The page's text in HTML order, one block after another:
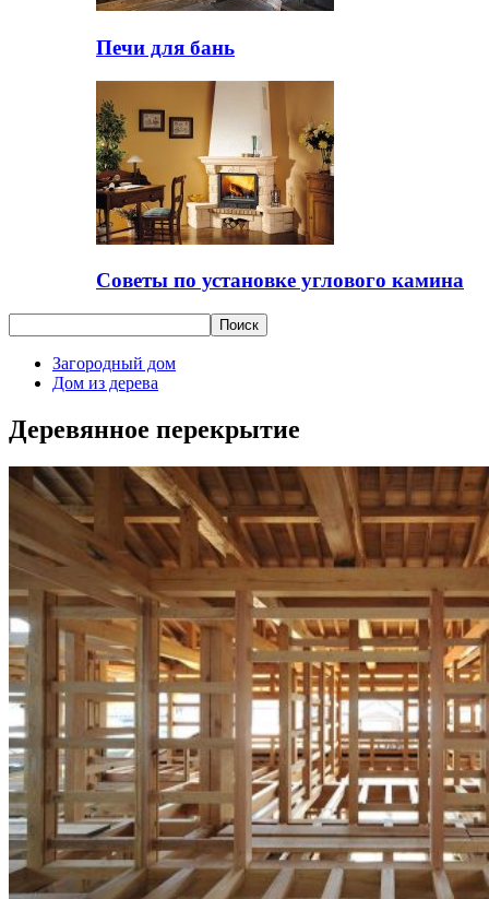
Печи для бань
Советы по установке углового камина
Загородный дом
Дом из дерева
Деревянное перекрытие